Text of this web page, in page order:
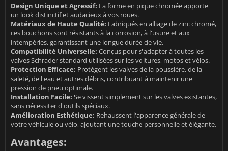
Design Unique et Agressif: La forme en pique chromée apporte
un look distinctif et audacieux à vos roues.
Matériaux de Haute Qualité: Fabriqués en alliage de zinc chromé,
ces bouchons sont résistants à la corrosion, à l'usure et aux
intempéries, garantissant une longue durée de vie.
Compatibilité Universelle: Conçus pour s'adapter à toutes les
valves Schrader standard utilisées sur les voitures, motos et vélos.
Protection Efficace: Protègent les valves de la poussière, de la
saleté, de l'eau et autres débris, contribuant à maintenir une
pression de pneu optimale.
Installation Facile: Se vissent simplement sur les valves existantes,
sans nécessiter d'outils spéciaux.
Amélioration Esthétique: Rehaussent l'apparence générale de
votre véhicule ou vélo, ajoutant une touche personnelle et élégante.
Avantages: